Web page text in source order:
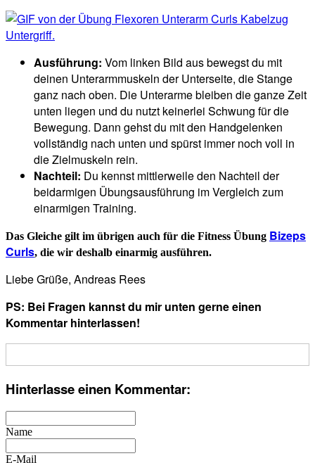
Ausführung: Vom linken Bild aus bewegst du mit
deinen Unterarmmuskeln der Unterseite, die Stange
ganz nach oben. Die Unterarme bleiben die ganze Zeit
unten liegen und du nutzt keinerlei Schwung für die
Bewegung. Dann gehst du mit den Handgelenken
vollständig nach unten und spürst immer noch voll in
die Zielmuskeln rein.
Nachteil: Du kennst mittlerweile den Nachteil der
beidarmigen Übungsausführung im Vergleich zum
einarmigen Training.
Das Gleiche gilt im übrigen auch für die Fitness Übung Bizeps
Curls, die wir deshalb einarmig ausführen.
Liebe Grüße, Andreas Rees
PS: Bei Fragen kannst du mir unten gerne einen
Kommentar hinterlassen!
Hinterlasse einen Kommentar:
Name
E-Mail